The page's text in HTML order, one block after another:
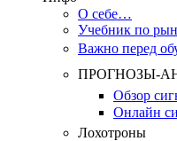
О себе…
Учебник по
Важно перед
ПРОГНОЗЫ-
Обзор
Онлайн
Лохотроны